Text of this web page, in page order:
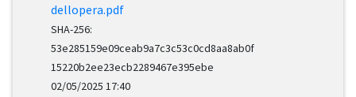
dellopera.pdf
SHA-256:
53e285159e09ceab9a7c3c53c0cd8aa8ab0f
15220b2ee23ecb2289467e395ebe
02/05/2025 17:40